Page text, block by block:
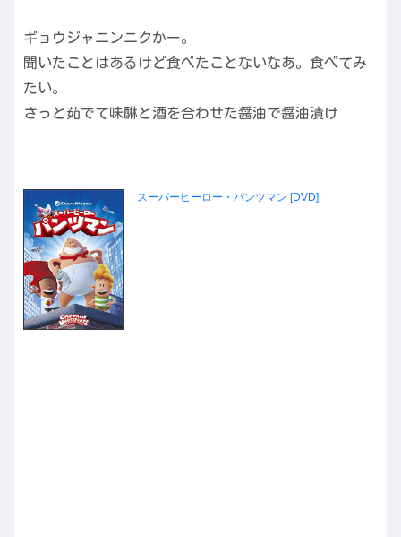
ギョウジャニンニクかー。
聞いたことはあるけど食べたことないなあ。食べてみ
たい。
さっと茹でて味醂と酒を合わせた醤油で醤油漬け